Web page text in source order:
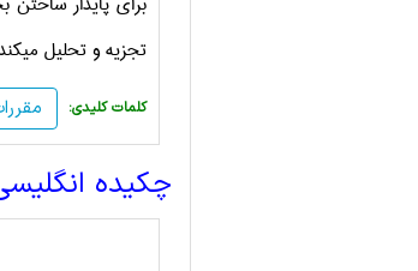
تجزیه و تحلیل
:کلمات کلیدی
چکیده